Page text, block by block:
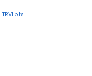
TRVLbits